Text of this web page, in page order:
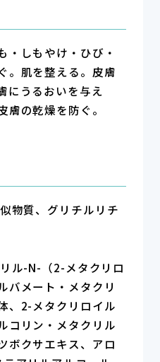
・しもやけ・ひび・
。肌を整える。皮膚
にうるおいを与え
膚の乾燥を防ぐ。
物質、グリチルリチ
ル-N-（2-メタクリロ
バメート・メタクリ
、2-メタクリロイル
コリン・メタクリル
ボクサエキス、アロ